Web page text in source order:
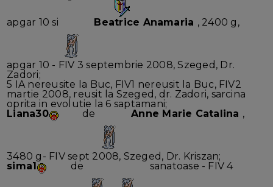
apgar 10 si Beatrice Anamaria , 2400 g,
apgar 10 - FIV 3 septembrie 2008, Szeged, Dr.
Zadori;
5 IA nereusite la Buc, FIV1 nereusit la Buc, FIV2
martie 2008, reusit la Szeged, dr. Zadori, sarcina
oprita in evolutie la 6 saptamani;
Liana30
de Anne Marie Catalina ,
3480 g- FIV sept 2008, Szeged, Dr. Kriszan;
sima1
de sanatoase - FIV 4